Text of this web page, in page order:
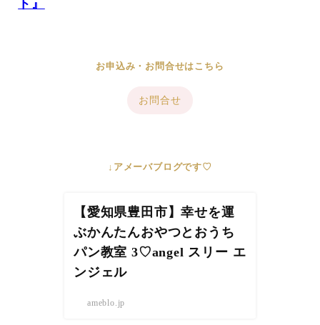
ト』
お申込み・お問合せはこちら
お問合せ
↓アメーバブログです♡
【愛知県豊田市】幸せを運
ぶかんたんおやつとおうち
パン教室 3♡angel スリー エ
ンジェル
ameblo.jp